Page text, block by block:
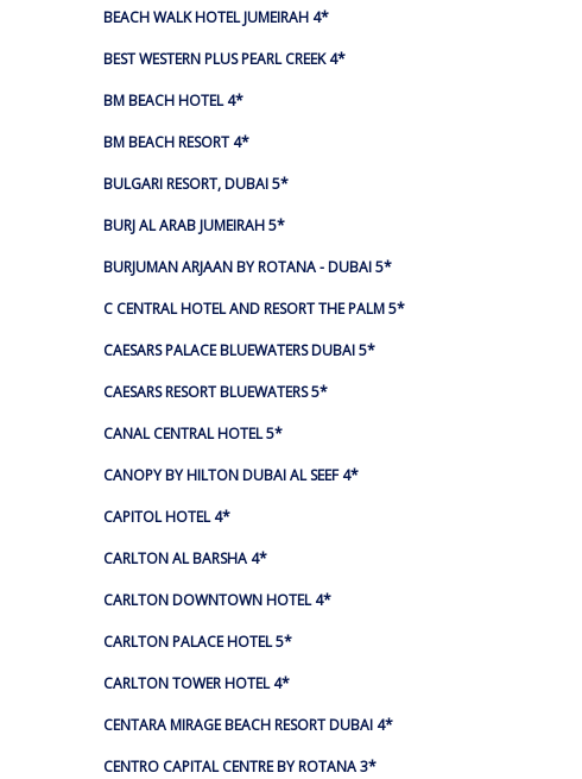
BEACH WALK HOTEL JUMEIRAH 4*
BEST WESTERN PLUS PEARL CREEK 4*
BM BEACH HOTEL 4*
BM BEACH RESORT 4*
BULGARI RESORT, DUBAI 5*
BURJ AL ARAB JUMEIRAH 5*
BURJUMAN ARJAAN BY ROTANA - DUBAI 5*
C CENTRAL HOTEL AND RESORT THE PALM 5*
CAESARS PALACE BLUEWATERS DUBAI 5*
CAESARS RESORT BLUEWATERS 5*
CANAL CENTRAL HOTEL 5*
CANOPY BY HILTON DUBAI AL SEEF 4*
CAPITOL HOTEL 4*
CARLTON AL BARSHA 4*
CARLTON DOWNTOWN HOTEL 4*
CARLTON PALACE HOTEL 5*
CARLTON TOWER HOTEL 4*
CENTARA MIRAGE BEACH RESORT DUBAI 4*
CENTRO CAPITAL CENTRE BY ROTANA 3*